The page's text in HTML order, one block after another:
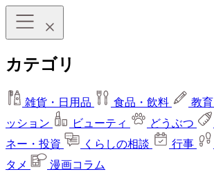
カテゴリ
雑貨・日用品 食品・飲料 教育
ッション
ビューティ どうぶつ
ネー・投資
くらしの相談 行事
タメ
漫画コラム